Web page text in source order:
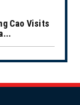
Cao Visits